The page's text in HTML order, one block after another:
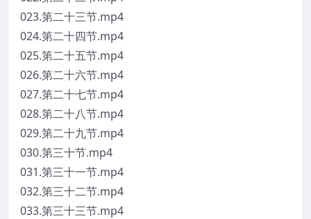
023.第二十三节.mp4
024.第二十四节.mp4
025.第二十五节.mp4
026.第二十六节.mp4
027.第二十七节.mp4
028.第二十八节.mp4
029.第二十九节.mp4
030.第三十节.mp4
031.第三十一节.mp4
032.第三十二节.mp4
033.第三十三节.mp4